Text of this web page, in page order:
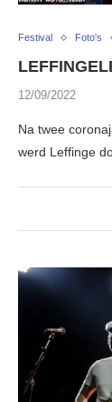
Festival Foto's
12/09/2022
Na twee
werd Leffinge